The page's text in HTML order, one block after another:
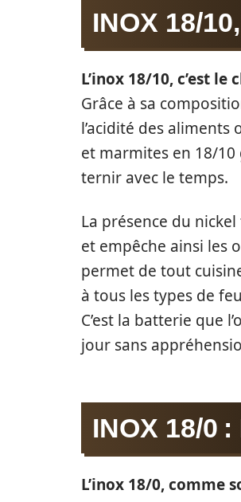
INOX 18/
L’inox 18/10, c’est
Grâce à sa
l’acidité des
et marmites en 18/
ternir avec le temps.
La présence du
et empêche ainsi les
permet de tout
à tous les types de
C’est la batterie que
jour sans
INOX 18/0
L’inox 18/0, comme